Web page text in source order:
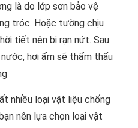
là do lớp sơn bảo vệ
tróc. Hoặc tường chịu
tiết nên bị rạn nứt. Sau
hơi ẩm sẽ thẩm thấu
nhiều loại vật liệu chống
nên lựa chọn loại vật